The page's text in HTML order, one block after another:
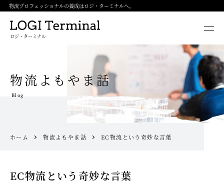
物流プロフェッショナルの養成はロジ・ターミナルへ。
ロジ・ターミナル
物流よもやま話
Blog
ホーム 物流よもやま話 EC物流という奇妙な言葉
EC物流という奇妙な言葉